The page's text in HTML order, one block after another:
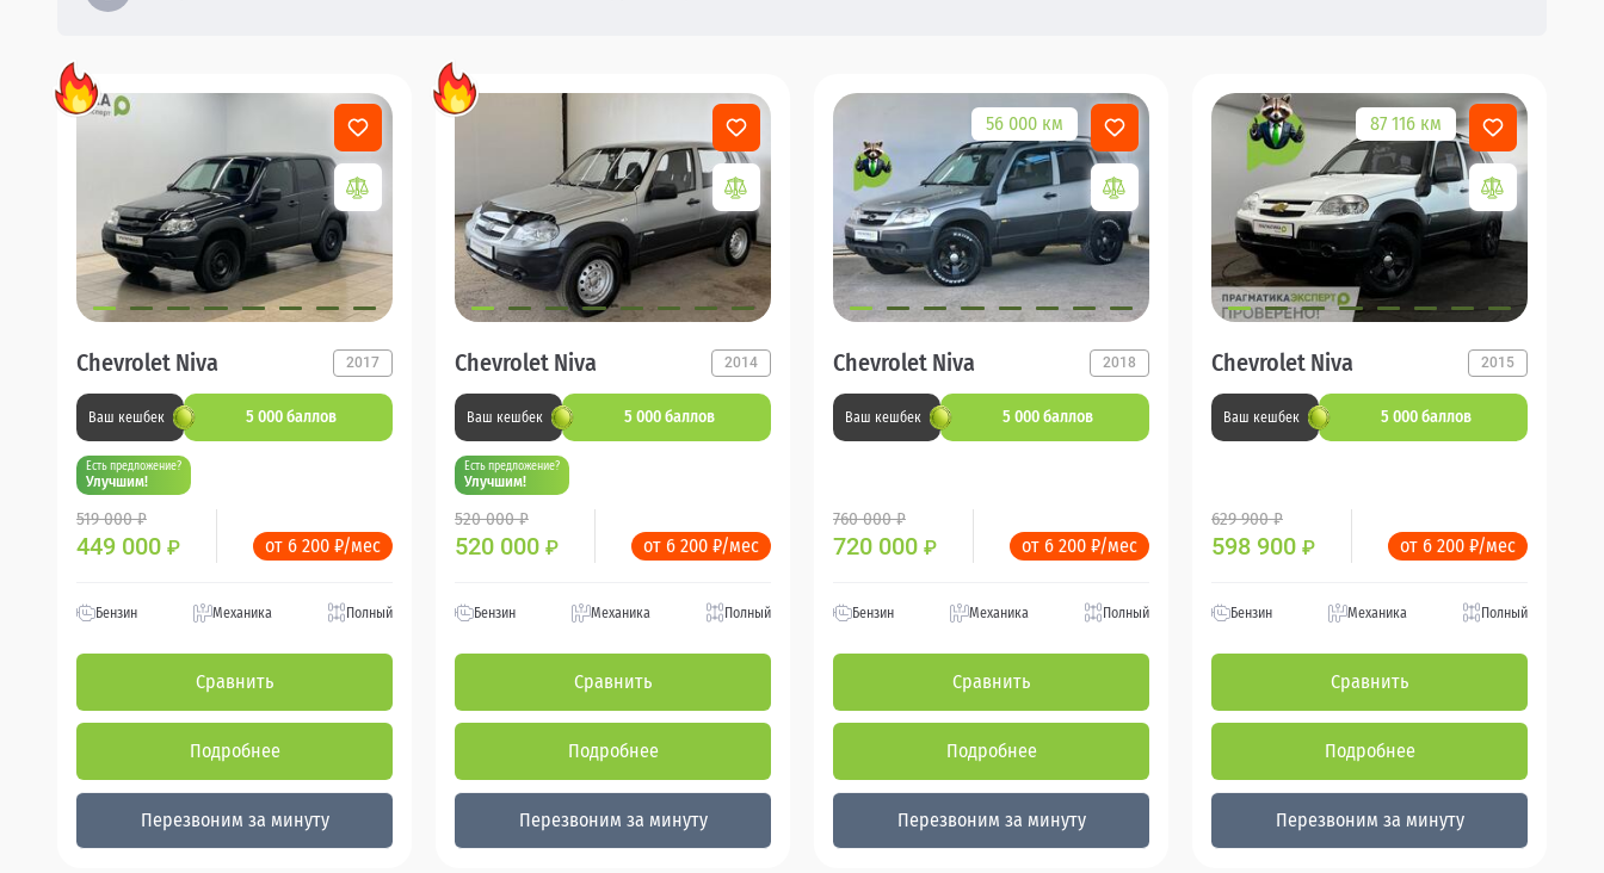
Chevrolet Niva 2017
Ваш кешбек 5 000 баллов
Есть предложение?
Улучшим!
519 000 ₽
449 000 ₽ от 6 200 ₽/мес
Бензин Механика Полный
Сравнить
Подробнее
Перезвоним за минуту
Chevrolet Niva 2014
Ваш кешбек 5 000 баллов
Есть предложение?
Улучшим!
520 000 ₽
520 000 ₽ от 6 200 ₽/мес
Бензин Механика Полный
Сравнить
Подробнее
Перезвоним за минуту
56 000 км
Chevrolet Niva 2018
Ваш кешбек 5 000 баллов
760 000 ₽
720 000 ₽ от 6 200 ₽/мес
Бензин Механика Полный
Сравнить
Подробнее
Перезвоним за минуту
87 116 км
Chevrolet Niva 2015
Ваш кешбек 5 000 баллов
629 900 ₽
598 900 ₽ от 6 200 ₽/мес
Бензин Механика Полный
Сравнить
Подробнее
Перезвоним за минуту